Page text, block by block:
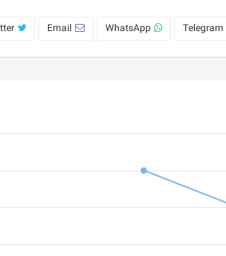
Telegram
WhatsApp
Email